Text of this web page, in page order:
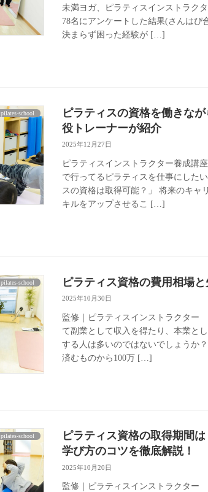
未満ヨガ、ピラティスインストラク
78名にアンケートした結果(さんはぴ
決まらず困った経験が […]
pilates-school
ピラティスの資格を働きな
役トレーナーが紹介
2025年12月27日
ピラティスインストラクター養成講
で行ってるピラティスを仕事にした
スの資格は取得可能？」 将来のキャ
キルをアップさせるこ […]
pilates-school ピラティス資格の費用相場
2025年10月30日
監修｜ピラティスインストラクター
て副業として収入を得たり、本業と
する人は多いのではないでしょうか
済むものから100万 […]
pilates-school
ピラティス資格の取得期間
学び方のコツを徹底解説！
2025年10月20日
監修｜ピラティスインストラクター